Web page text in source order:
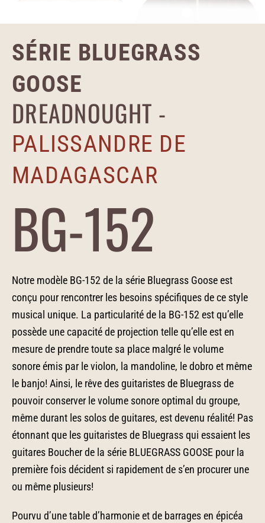
SÉRIE BLUEGRASS
GOOSE
DREADNOUGHT -
PALISSANDRE DE
MADAGASCAR
BG-152
Notre modèle BG-152 de la série Bluegrass Goose est
conçu pour rencontrer les besoins spécifiques de ce style
musical unique. La particularité de la BG-152 est qu’elle
possède une capacité de projection telle qu’elle est en
mesure de prendre toute sa place malgré le volume
sonore émis par le violon, la mandoline, le dobro et même
le banjo! Ainsi, le rêve des guitaristes de Bluegrass de
pouvoir conserver le volume sonore optimal du groupe,
même durant les solos de guitares, est devenu réalité! Pas
étonnant que les guitaristes de Bluegrass qui essaient les
guitares Boucher de la série BLUEGRASS GOOSE pour la
première fois décident si rapidement de s’en procurer une
ou même plusieurs!
Pourvu d’une table d’harmonie et de barrages en épicéa